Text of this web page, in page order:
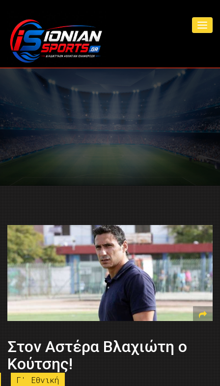
Στον Αστέρα Βλαχιώτη ο
Κούτσης!
Γ' Εθνική